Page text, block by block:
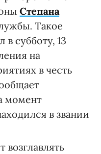
Степана
Такое
в субботу, 13
на
в честь
момент
в звании